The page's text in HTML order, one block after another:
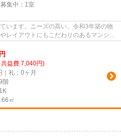
集中： 1室
います。ニーズの高い、令和3年築の物
レイアウトにもこだわりのあるマンショ
円
益費 7,040円)
｜礼：0ヶ月
階
㎡